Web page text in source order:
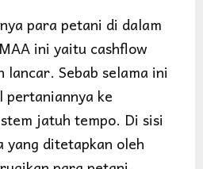
para petani di dalam
ini yaitu cashflow
Sebab selama ini
pertaniannya ke
jatuh tempo. Di sisi
yang ditetapkan oleh